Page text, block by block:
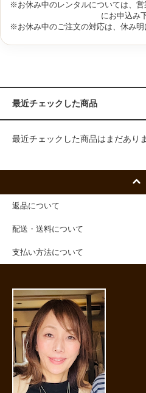
※お休み中のレンタルについては、
にお申込み
※お休み中のご注文の対応は、休み明
最近チェックした商品
最近チェックした商品はまだあり
返品について
配送・送料について
支払い方法について